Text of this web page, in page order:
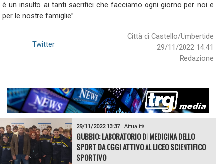
è un insulto ai tanti sacrifici che facciamo ogni giorno per noi e
per le nostre famiglie”.
Città di Castello/Umbertide
29/11/2022 14:41
Redazione
Twitter
29/11/2022 13:37| Attualità
GUBBIO: LABORATORIO DI MEDICINA DELLO
SPORT DA OGGI ATTIVO AL LICEO SCIENTIFICO
SPORTIVO